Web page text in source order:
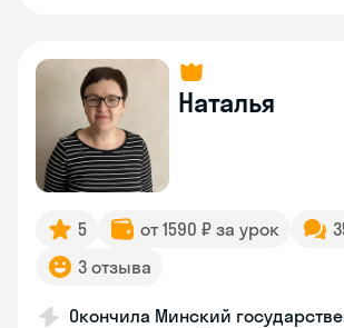
Наталья
5 от 1590 ₽ за урок
3 отзыва
Окончила Минский